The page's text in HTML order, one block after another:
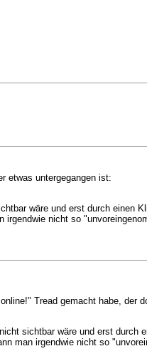
etwas untergegangen ist:
wäre und erst durch einen
nicht so
Tread gemacht habe, der
sichtbar wäre und erst durch
man irgendwie nicht so